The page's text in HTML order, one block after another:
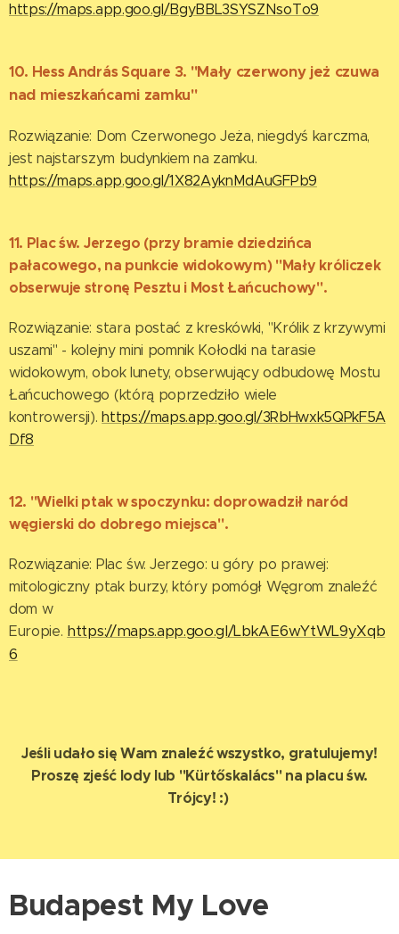
https://maps.app.goo.gl/BgyBBL3SYSZNsoTo9
10. Hess András Square 3. "Mały czerwony jeż czuwa
nad mieszkańcami zamku"
Rozwiązanie: Dom Czerwonego Jeża, niegdyś karczma,
jest najstarszym budynkiem na zamku.
https://maps.app.goo.gl/1X82AyknMdAuGFPb9
11. Plac św. Jerzego (przy bramie dziedzińca
pałacowego, na punkcie widokowym) "Mały króliczek
obserwuje stronę Pesztu i Most Łańcuchowy".
Rozwiązanie: stara postać z kreskówki, "Królik z krzywymi
uszami" - kolejny mini pomnik Kołodki na tarasie
widokowym, obok lunety, obserwujący odbudowę Mostu
Łańcuchowego (którą poprzedziło wiele
kontrowersji). https://maps.app.goo.gl/3RbHwxk5QPkF5A
Df8
12. "Wielki ptak w spoczynku: doprowadził naród
węgierski do dobrego miejsca".
Rozwiązanie: Plac św. Jerzego: u góry po prawej:
mitologiczny ptak burzy, który pomógł Węgrom znaleźć
dom w
Europie. https://maps.app.goo.gl/LbkAE6wYtWL9yXqb
6
Jeśli udało się Wam znaleźć wszystko, gratulujemy!
Proszę zjeść lody lub "Kürtőskalács" na placu św.
Trójcy! :)
Budapest My Love